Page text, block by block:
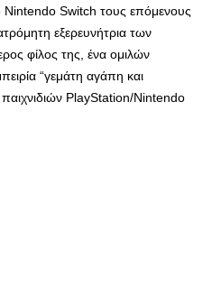
Switch τους επόμενους
εξερευνήτρια των
φίλος της, ένα ομιλών
“γεμάτη αγάπη και
PlayStation/Nintendo